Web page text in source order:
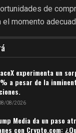
de
momento
experimenta un
a pesar de la
08/2026
Media da un paso
con Crypto.com: